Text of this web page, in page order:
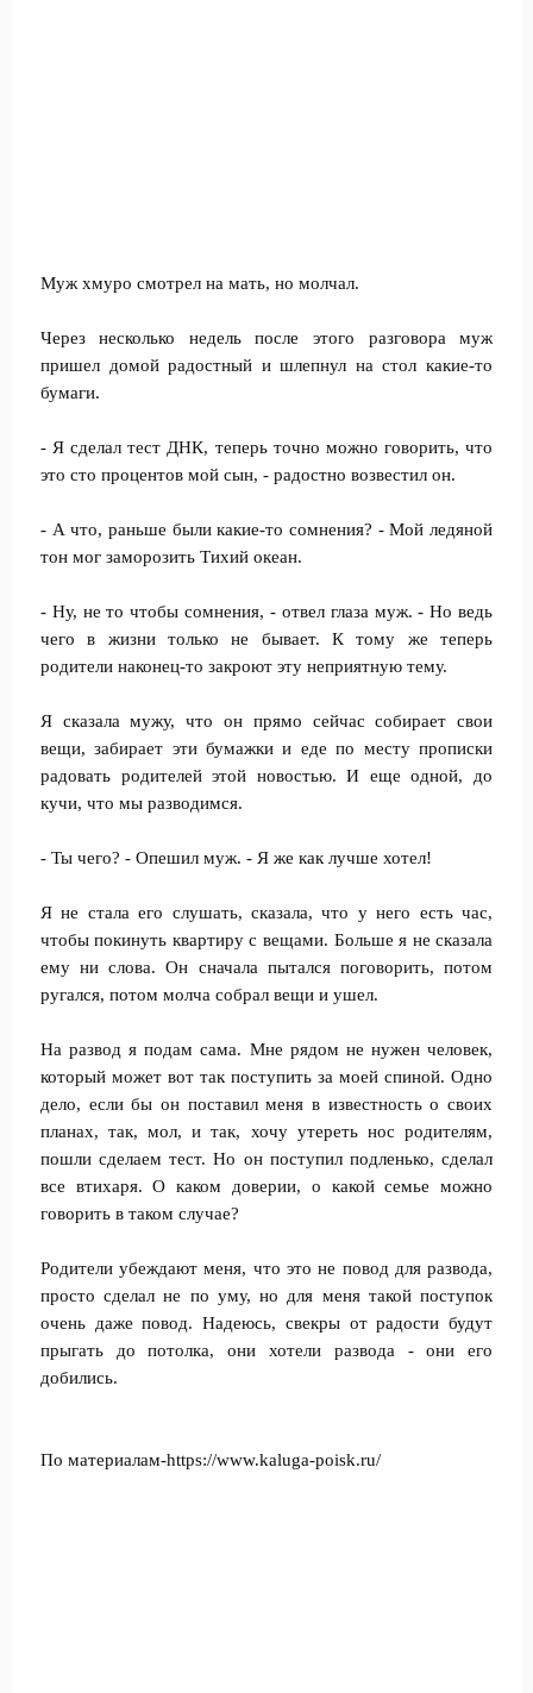
Муж хмуро смотрел на мать, но молчал.
Через несколько недель после этого разговора муж
пришел домой радостный и шлепнул на стол какие-то
бумаги.
- Я сделал тест ДНК, теперь точно можно говорить, что
это сто процентов мой сын, - радостно возвестил он.
- А что, раньше были какие-то сомнения? - Мой ледяной
тон мог заморозить Тихий океан.
- Ну, не то чтобы сомнения, - отвел глаза муж. - Но ведь
чего в жизни только не бывает. К тому же теперь
родители наконец-то закроют эту неприятную тему.
Я сказала мужу, что он прямо сейчас собирает свои
вещи, забирает эти бумажки и еде по месту прописки
радовать родителей этой новостью. И еще одной, до
кучи, что мы разводимся.
- Ты чего? - Опешил муж. - Я же как лучше хотел!
Я не стала его слушать, сказала, что у него есть час,
чтобы покинуть квартиру с вещами. Больше я не сказала
ему ни слова. Он сначала пытался поговорить, потом
ругался, потом молча собрал вещи и ушел.
На развод я подам сама. Мне рядом не нужен человек,
который может вот так поступить за моей спиной. Одно
дело, если бы он поставил меня в известность о своих
планах, так, мол, и так, хочу утереть нос родителям,
пошли сделаем тест. Но он поступил подленько, сделал
все втихаря. О каком доверии, о какой семье можно
говорить в таком случае?
Родители убеждают меня, что это не повод для развода,
просто сделал не по уму, но для меня такой поступок
очень даже повод. Надеюсь, свекры от радости будут
прыгать до потолка, они хотели развода - они его
добились.
По материалам-https://www.kaluga-poisk.ru/